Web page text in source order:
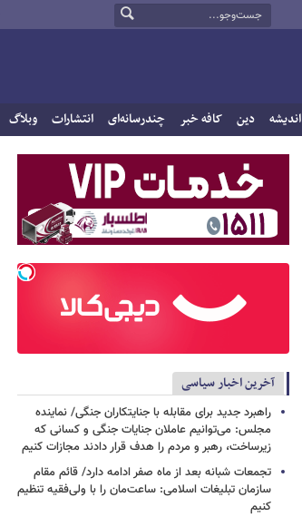
اندیشه دین کافه خبر چندرسانه‌ای انتشارات وبلاگ
آخرین اخبار سیاسی
راهبرد جدید برای مقابله با جنایتکاران جنگی/ نماینده
مجلس: می‌توانیم عاملان جنایات جنگی و کسانی که
زیرساخت‌، رهبر و مردم را هدف قرار دادند مجازات کنیم
تجمعات شبانه بعد از ماه صفر ادامه دارد/ قائم مقام
سازمان تبلیغات اسلامی: ساعت‌مان را با ولی‌فقیه تنظیم‌
کنیم